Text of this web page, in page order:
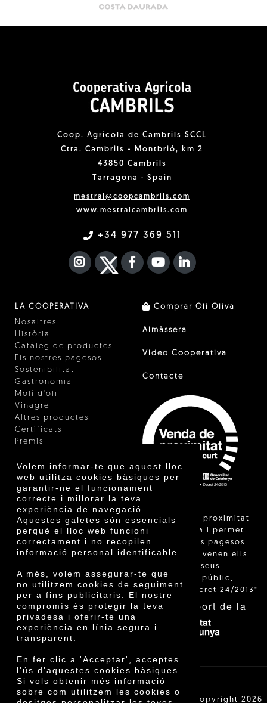
Volem informar-te que aquest lloc
web utilitza cookies bàsiques per
garantir-ne el funcionament
correcte i millorar la teva
experiència de navegació.
Aquestes galetes són essencials
perquè el lloc web funcioni
correctament i no recopilen
informació personal identificable.
A més, volem assegurar-te que
no utilitzem cookies de seguiment
per a fins publicitaris. El nostre
compromís és protegir la teva
privadesa i oferir-te una
experiència en línia segura i
transparent.
En fer clic a 'Acceptar', acceptes
l'ús d'aquestes cookies bàsiques.
Si vols obtenir més informació
sobre com utilitzem les cookies o
Coop. Agrícola de Cambrils SCCL
Ctra. Cambrils - Montbrió, km 2
43850 Cambrils
Tarragona · Spain
mestral@coopcambrils.com
www.mestralcambrils.com
+34 977 369 511
INSTAGRAM
TWITTER
FACEBOOK F
YOUTUBEFA LINKEDIN
LA COOPERATIVA
Nosaltres
Història
Catàleg de productes
Els nostres pagesos
Sostenibilitat
Gastronomia
Molí d'oli
Vinagre
Altres productes
Certificats
Premis
Comprar Oli Oliva
Almàssera
Vídeo Cooperativa
Contacte
"La venda de proximitat
està regulada i permet
identificar els pagesos
catalans que venen ells
mateixos els seus
productes al públic,
segons el Decret 24/2013"
Amb el suport de la
Cooperativa Agrícola de Cambrils SCCL | Copyright 2026